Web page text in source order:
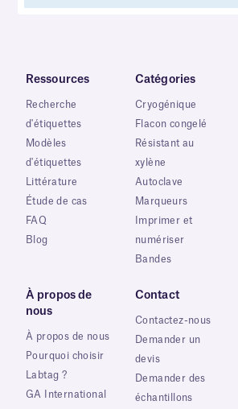
Ressources
Recherche
d'étiquettes
Modèles
d'étiquettes
Littérature
Étude de cas
FAQ
Blog
Catégories
Cryogénique
Flacon congelé
Résistant au
xylène
Autoclave
Marqueurs
Imprimer et
numériser
Bandes
À propos de
nous
À propos de nous
Pourquoi choisir
Labtag ?
GA International
Contact
Contactez-nous
Demander un
devis
Demander des
échantillons